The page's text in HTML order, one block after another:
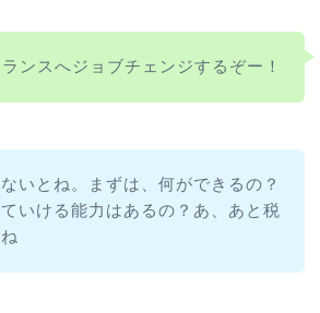
ンスへジョブチェンジするぞー！
いとね。まずは、何ができるの？
いける能力はあるの？あ、あと税